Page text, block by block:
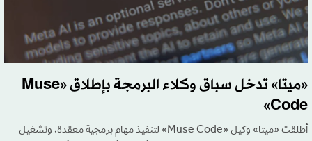
«ميتا» تدخل سباق وكلاء البرمجة بإطلاق «Muse
Code»
أطلقت «ميتا» وكيل «Muse Code» لتنفيذ مهام برمجية معقدة، وتشغيل